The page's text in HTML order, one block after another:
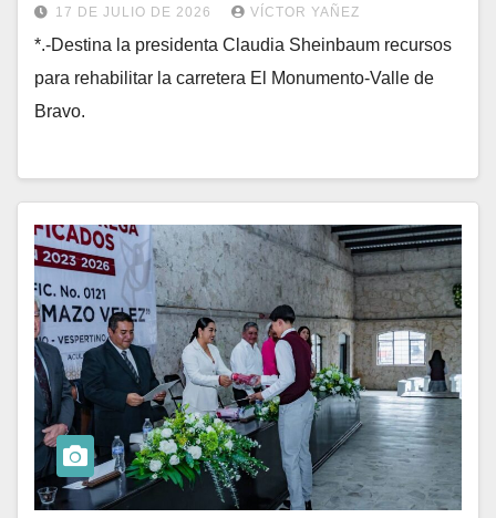
17 DE JULIO DE 2026 VÍCTOR YAÑEZ
*.-Destina la presidenta Claudia Sheinbaum recursos
para rehabilitar la carretera El Monumento-Valle de
Bravo.